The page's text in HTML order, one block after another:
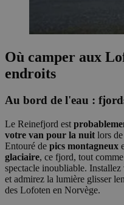
Où camper aux
endroits
Au bord de l'eau :
Le Reinefjord est
votre van pour la nuit lors
Entouré de pics montagneux
glaciaire, ce fjord, tout
spectacle inoubliable.
et admirez la lumière glisser
des Lofoten en Norvège.